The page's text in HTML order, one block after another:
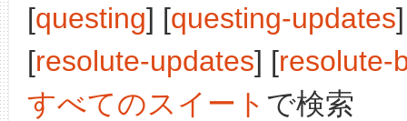
[questing] [questing-updates
[resolute-updates] [resolute-
すべてのスイート で検索